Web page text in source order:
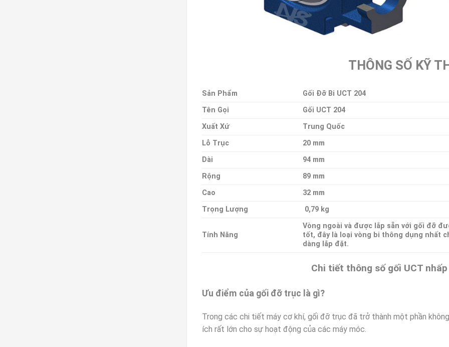
THÔNG SỐ KỸ
Sản Phẩm
Gối Đỡ Bi UCT 204
Tên Gọi
Gối UCT 204
Xuất Xứ
Trung Quốc
Lỗ Trục
20 mm
Dài
94 mm
Rộng
89 mm
Cao
32 mm
Trọng Lượng
0,79 kg
Tính Năng
Vòng ngoài và được lắp sẵn với gối đỡ
tốt, đây là loại vòng bi thông dụng nhất
dàng lắp đặt.
Chi tiết thông số gối UCT
Ưu điểm của gối đỡ trục là gì?
Trong các chi tiết máy cơ khí, gối đỡ trục đã trở thành một phần
ích rất lớn cho sự hoạt động của các máy móc.